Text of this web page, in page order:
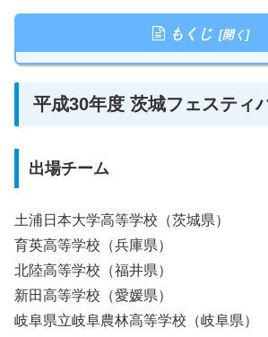
もくじ
平成30年度 茨城フェスティ
出場チーム
土浦日本大学高等学校（茨城県）
育英高等学校（兵庫県）
北陸高等学校（福井県）
新田高等学校（愛媛県）
岐阜県立岐阜農林高等学校（岐阜県）